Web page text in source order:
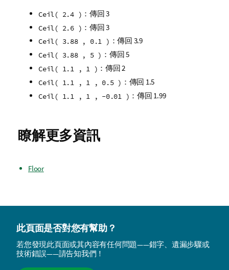
Ceil( 2.4 ) ：傳回 3
Ceil( 2.6 ) ：傳回 3
Ceil( 3.88 , 0.1 ) ：傳回 3.9
Ceil( 3.88 , 5 ) ：傳回 5
Ceil( 1.1 , 1 ) ：傳回 2
Ceil( 1.1 , 1 , 0.5 ) ：傳回 1.5
Ceil( 1.1 , 1 , -0.01 ) ：傳回 1.99
瞭解更多資訊
Floor
此頁面是否對您有幫助？
若您發現此頁面或其內容有任何問題——錯字、遺漏步驟或
技術錯誤——請告知我們！